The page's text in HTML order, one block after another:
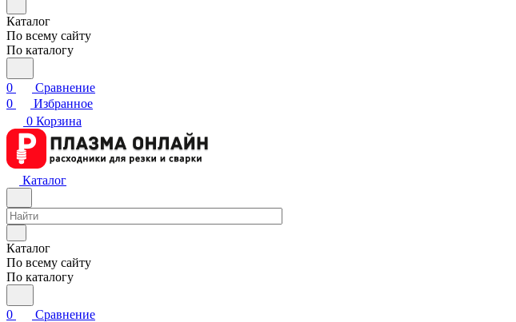
Каталог
По всему сайту
По каталогу
0
Сравнение
0
Избранное
0 Корзина
Каталог
Каталог
По всему сайту
По каталогу
0
Сравнение